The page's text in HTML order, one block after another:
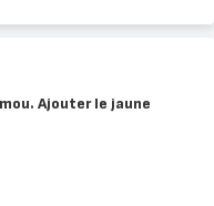
Ajouter le jaune